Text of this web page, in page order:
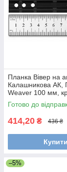
Планка Вівер на
Калашникова АК,
Weaver 100 мм,
прицільну планку
Готово до
414,20 ₴ 436 ₴
Купити
–5%